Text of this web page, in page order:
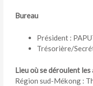
Bureau
Président :
Trésorière/
Lieu où se déroulent
Région sud-Mékong :